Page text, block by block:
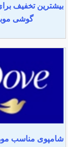
بیشترین تخفیف
گوشی
شامپوی مناسب